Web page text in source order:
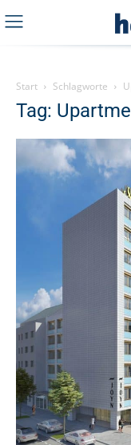
Start Schlagworte
Tag: